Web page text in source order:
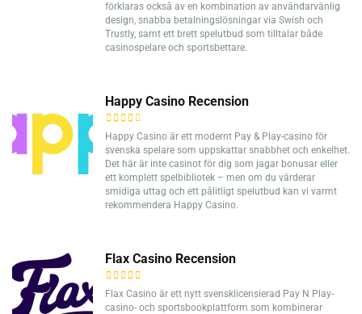
förklaras också av en kombination av användarvänlig
design, snabba betalningslösningar via Swish och
Trustly, samt ett brett spelutbud som tilltalar både
casinospelare och sportsbettare.
Happy Casino Recension
Happy Casino är ett modernt Pay & Play-casino för
svenska spelare som uppskattar snabbhet och enkelhet.
Det här är inte casinot för dig som jagar bonusar eller
ett komplett spelbibliotek – men om du värderar
smidiga uttag och ett pålitligt spelutbud kan vi varmt
rekommendera Happy Casino.
Flax Casino Recension
Flax Casino är ett nytt svensklicensierad Pay N Play-
casino- och sportsbookplattform som kombinerar